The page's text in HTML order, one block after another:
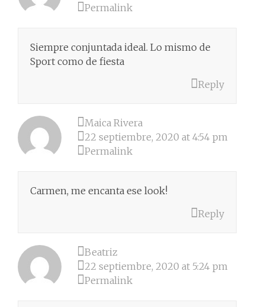
Permalink
Siempre conjuntada ideal. Lo mismo de
Sport como de fiesta
Reply
Maica Rivera
22 septiembre, 2020 at 4:54 pm
Permalink
Carmen, me encanta ese look!
Reply
Beatriz
22 septiembre, 2020 at 5:24 pm
Permalink